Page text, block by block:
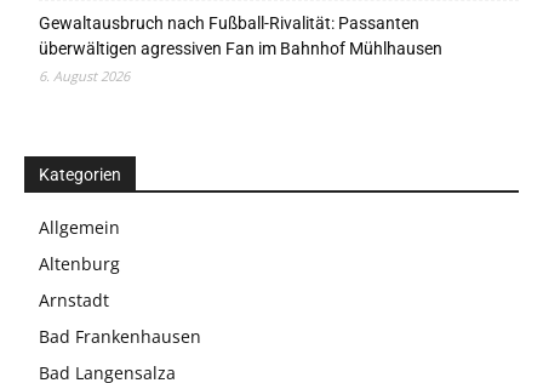
Gewaltausbruch nach Fußball-Rivalität: Passanten
überwältigen agressiven Fan im Bahnhof Mühlhausen
6. August 2026
Kategorien
Allgemein
Altenburg
Arnstadt
Bad Frankenhausen
Bad Langensalza